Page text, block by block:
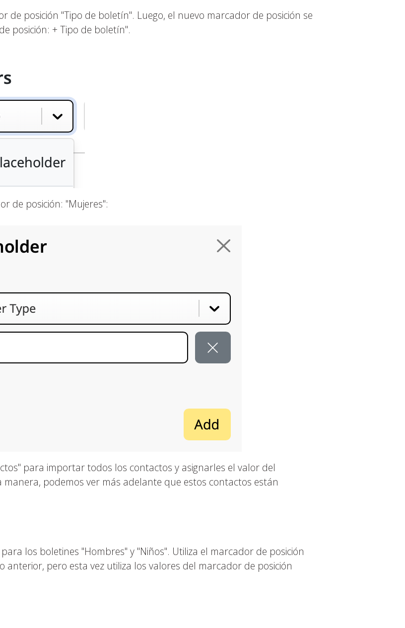
de posición "Tipo de boletín". Luego, el nuevo marcador de posición se
posición: + Tipo de boletín".
de posición: "Mujeres":
para importar todos los contactos y asignarles el valor del
manera, podemos ver más adelante que estos contactos están
los boletines "Hombres" y "Niños". Utiliza el marcador de posición
anterior, pero esta vez utiliza los valores del marcador de posición